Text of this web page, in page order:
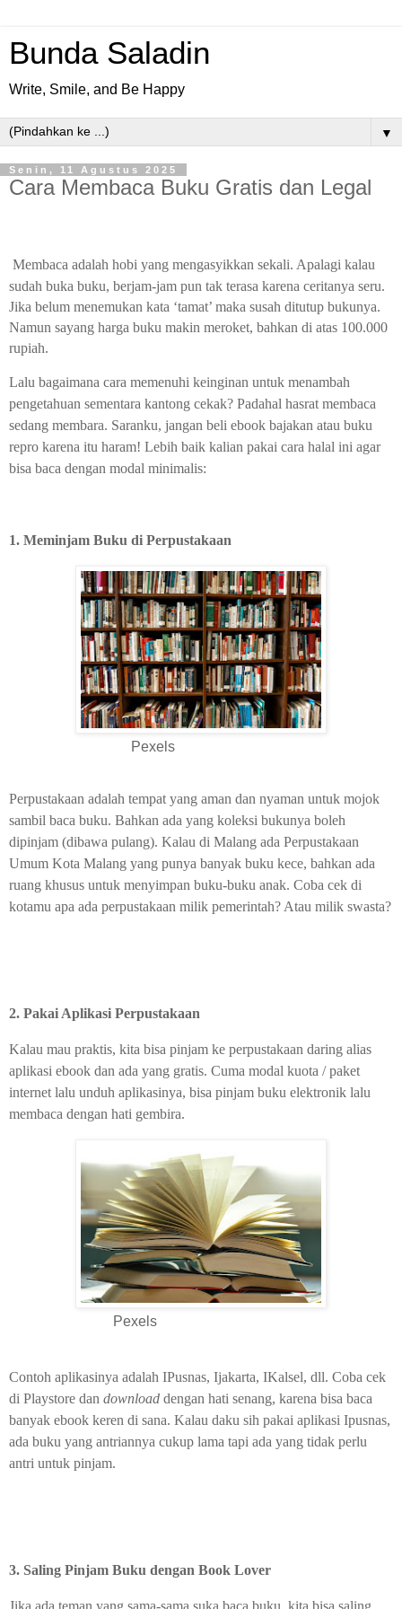
Bunda Saladin
Write, Smile, and Be Happy
▼
Senin, 11 Agustus 2025
Cara Membaca Buku Gratis dan Legal
Membaca adalah hobi yang mengasyikkan sekali. Apalagi kalau
sudah buka buku, berjam-jam pun tak terasa karena ceritanya seru.
Jika belum menemukan kata ‘tamat’ maka susah ditutup bukunya.
Namun sayang harga buku makin meroket, bahkan di atas 100.000
rupiah.
Lalu bagaimana cara memenuhi keinginan untuk menambah
pengetahuan sementara kantong cekak? Padahal hasrat membaca
sedang membara. Saranku, jangan beli ebook bajakan atau buku
repro karena itu haram! Lebih baik kalian pakai cara halal ini agar
bisa baca dengan modal minimalis:
1. Meminjam Buku di Perpustakaan
Pexels
Perpustakaan adalah tempat yang aman dan nyaman untuk mojok
sambil baca buku. Bahkan ada yang koleksi bukunya boleh
dipinjam (dibawa pulang). Kalau di Malang ada Perpustakaan
Umum Kota Malang yang punya banyak buku kece, bahkan ada
ruang khusus untuk menyimpan buku-buku anak. Coba cek di
kotamu apa ada perpustakaan milik pemerintah? Atau milik swasta?
2. Pakai Aplikasi Perpustakaan
Kalau mau praktis, kita bisa pinjam ke perpustakaan daring alias
aplikasi ebook dan ada yang gratis. Cuma modal kuota / paket
internet lalu unduh aplikasinya, bisa pinjam buku elektronik lalu
membaca dengan hati gembira.
Pexels
Contoh aplikasinya adalah IPusnas, Ijakarta, IKalsel, dll. Coba cek
di Playstore dan download dengan hati senang, karena bisa baca
banyak ebook keren di sana. Kalau daku sih pakai aplikasi Ipusnas,
ada buku yang antriannya cukup lama tapi ada yang tidak perlu
antri untuk pinjam.
3. Saling Pinjam Buku dengan Book Lover
Jika ada teman yang sama-sama suka baca buku, kita bisa saling